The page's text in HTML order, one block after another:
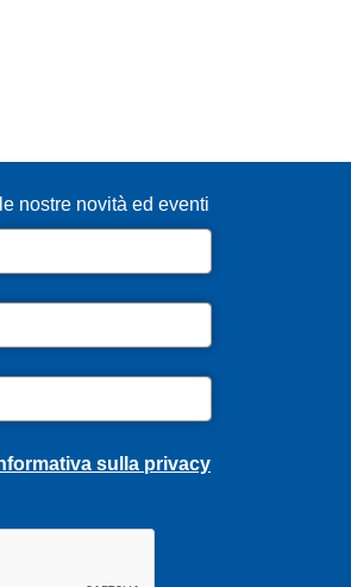
nostre novità ed eventi
sulla privacy